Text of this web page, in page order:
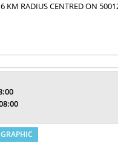
KM RADIUS CENTRED ON
GRAPHIC